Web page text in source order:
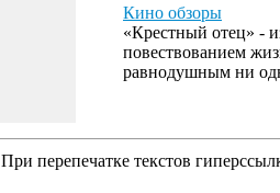
Кино обзоры
«Крестный отец» -
повествованием
равнодушным ни
При перепечатке текстов